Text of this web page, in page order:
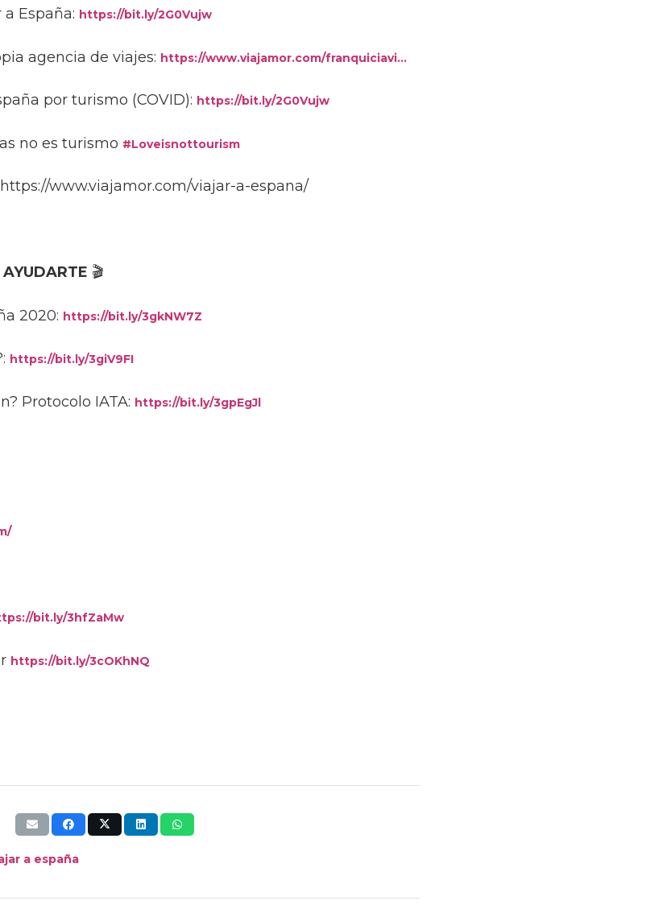
España: https://bit.ly/2G0Vujw
agencia de viajes: https://www.viajamor.com/franquiciavi…
por turismo (COVID): https://bit.ly/2G0Vujw
no es turismo #Loveisnottourism
www.viajamor.com/viajar-a-espana/
🎬
2020: https://bit.ly/3gkNW7Z
https://bit.ly/3giV9FI
Protocolo IATA: https://bit.ly/3gpEgJl
bit.ly/3hfZaMw
https://bit.ly/3cOKhNQ
a españa